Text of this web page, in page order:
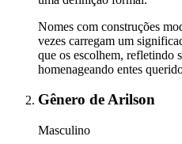
Nomes com construções
vezes carregam um
que os escolhem, refletindo
homenageando entes
Gênero de Arilson
Masculino